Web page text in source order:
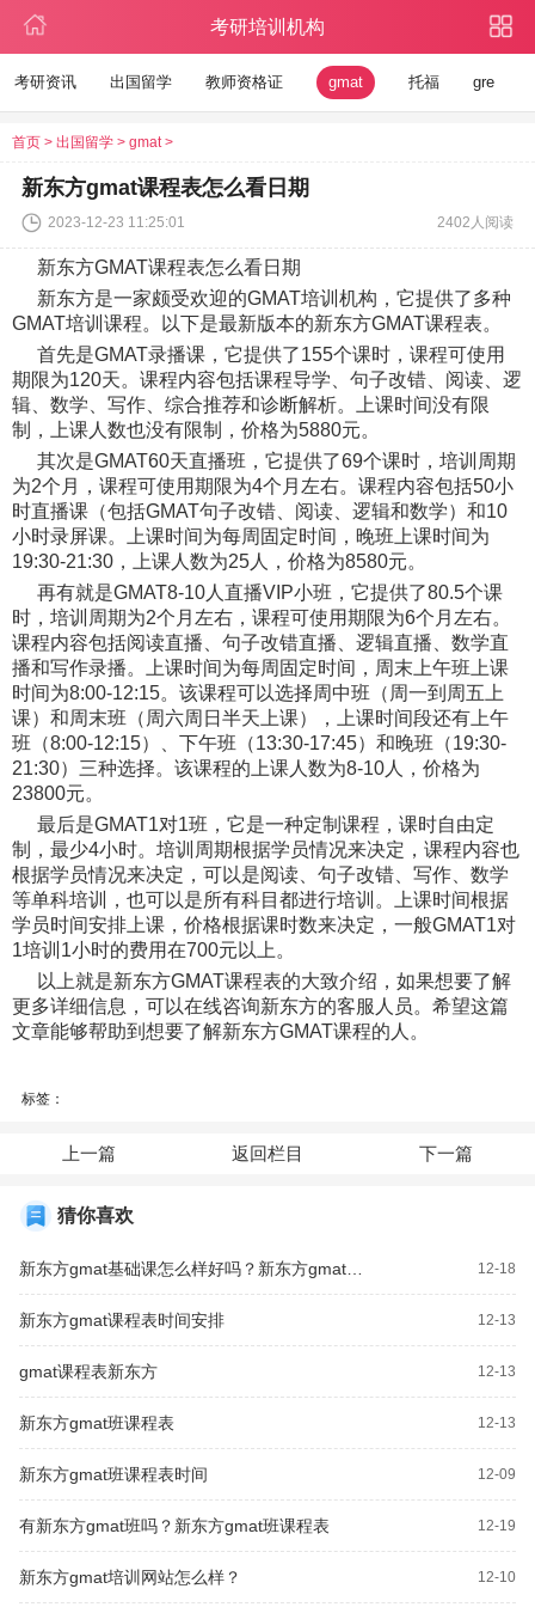
考研培训机构
考研资讯 出国留学 教师资格证 gmat 托福 gre
首页 > 出国留学 > gmat>
新东方gmat课程表怎么看日期
2023-12-23 11:25:01 2402人阅读
新东方GMAT课程表怎么看日期
新东方是一家颇受欢迎的GMAT培训机构，它提供了多种
GMAT培训课程。以下是最新版本的新东方GMAT课程表。
首先是GMAT录播课，它提供了155个课时，课程可使用
期限为120天。课程内容包括课程导学、句子改错、阅读、逻
辑、数学、写作、综合推荐和诊断解析。上课时间没有限
制，上课人数也没有限制，价格为5880元。
其次是GMAT60天直播班，它提供了69个课时，培训周期
为2个月，课程可使用期限为4个月左右。课程内容包括50小
时直播课（包括GMAT句子改错、阅读、逻辑和数学）和10
小时录屏课。上课时间为每周固定时间，晚班上课时间为
19:30-21:30，上课人数为25人，价格为8580元。
再有就是GMAT8-10人直播VIP小班，它提供了80.5个课
时，培训周期为2个月左右，课程可使用期限为6个月左右。
课程内容包括阅读直播、句子改错直播、逻辑直播、数学直
播和写作录播。上课时间为每周固定时间，周末上午班上课
时间为8:00-12:15。该课程可以选择周中班（周一到周五上
课）和周末班（周六周日半天上课），上课时间段还有上午
班（8:00-12:15）、下午班（13:30-17:45）和晚班（19:30-
21:30）三种选择。该课程的上课人数为8-10人，价格为
23800元。
最后是GMAT1对1班，它是一种定制课程，课时自由定
制，最少4小时。培训周期根据学员情况来决定，课程内容也
根据学员情况来决定，可以是阅读、句子改错、写作、数学
等单科培训，也可以是所有科目都进行培训。上课时间根据
学员时间安排上课，价格根据课时数来决定，一般GMAT1对
1培训1小时的费用在700元以上。
以上就是新东方GMAT课程表的大致介绍，如果想要了解
更多详细信息，可以在线咨询新东方的客服人员。希望这篇
文章能够帮助到想要了解新东方GMAT课程的人。
标签：
上一篇 返回栏目 下一篇
猜你喜欢
12-18
新东方gmat课程表时间安排 12-13
gmat课程表新东方 12-13
新东方gmat班课程表 12-13
新东方gmat班课程表时间 12-09
有新东方gmat班吗？新东方gmat班课程表 12-19
新东方gmat培训网站怎么样？ 12-10